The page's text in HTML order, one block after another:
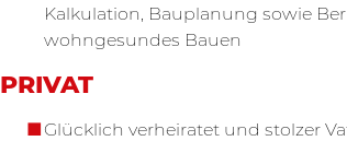
Kalkulation, Bauplanung sowie
wohngesundes Bauen
PRIVAT
Glücklich verheiratet und stolzer